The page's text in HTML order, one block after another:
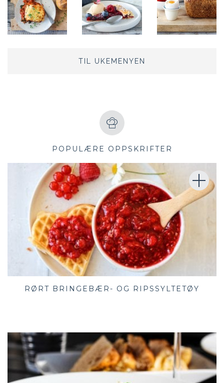
TIL UKEMENYEN
POPULÆRE OPPSKRIFTER
RØRT BRINGEBÆR- OG RIPSSYLTETØY